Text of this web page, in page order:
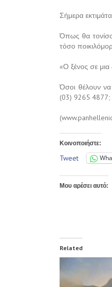
Σήμερα
Όπως θα
τόσο
«Ο ξένος σε
Όσοι θέλουν
(03) 9265 4877;
Κοινοποιήστε:
Tweet
Μου αρέσει αυτό:
Related